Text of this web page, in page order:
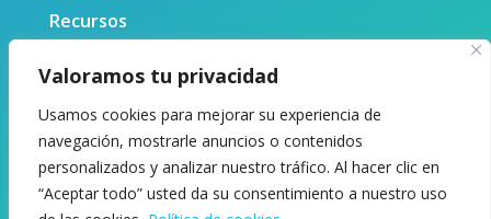
Valoramos tu privacidad
Usamos cookies para mejorar su experiencia de
navegación, mostrarle anuncios o contenidos
personalizados y analizar nuestro tráfico. Al hacer clic en
“Aceptar todo” usted da su consentimiento a nuestro uso
Recursos
Sobre nosotras
Contacto